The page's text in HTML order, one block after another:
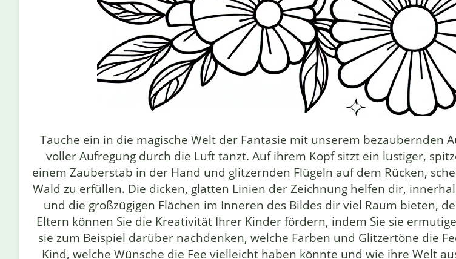
Tauche ein in die magische Welt der Fantasie mit unserem bezaubernden
voller Aufregung durch die Luft tanzt. Auf ihrem Kopf sitzt ein lustiger,
einem Zauberstab in der Hand und glitzernden Flügeln auf dem Rücken,
Wald zu erfüllen. Die dicken, glatten Linien der Zeichnung helfen dir,
und die großzügigen Flächen im Inneren des Bildes dir viel Raum bieten,
Eltern können Sie die Kreativität Ihrer Kinder fördern, indem Sie sie
sie zum Beispiel darüber nachdenken, welche Farben und Glitzertöne die
Kind, welche Wünsche die Fee vielleicht haben könnte und wie ihre Welt